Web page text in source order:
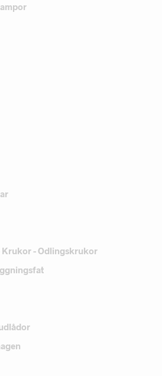
Krukor - Odlingskrukor